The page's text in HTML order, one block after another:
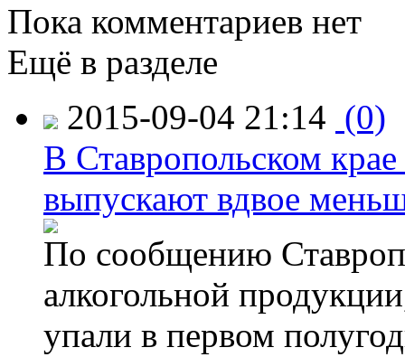
Пока комментариев нет
Ещё в разделе
2015-09-04 21:14 (0)
В Ставропольском
выпускают вдвое
По сообщению
алкогольной
упали в первом